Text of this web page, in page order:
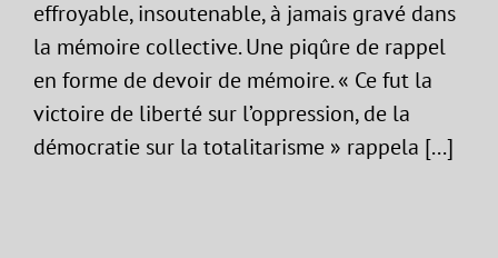
effroyable, insoutenable, à jamais gravé dans
la mémoire collective. Une piqûre de rappel
en forme de devoir de mémoire. « Ce fut la
victoire de liberté sur l’oppression, de la
démocratie sur la totalitarisme » rappela [...]